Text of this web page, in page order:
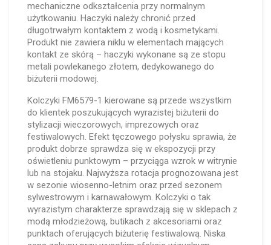
mechaniczne odkształcenia przy normalnym
użytkowaniu. Haczyki należy chronić przed
długotrwałym kontaktem z wodą i kosmetykami.
Produkt nie zawiera niklu w elementach mających
kontakt ze skórą – haczyki wykonane są ze stopu
metali powlekanego złotem, dedykowanego do
biżuterii modowej.
Kolczyki FM6579-1 kierowane są przede wszystkim
do klientek poszukujących wyrazistej biżuterii do
stylizacji wieczorowych, imprezowych oraz
festiwalowych. Efekt tęczowego połysku sprawia, że
produkt dobrze sprawdza się w ekspozycji przy
oświetleniu punktowym – przyciąga wzrok w witrynie
lub na stojaku. Najwyższa rotacja prognozowana jest
w sezonie wiosenno-letnim oraz przed sezonem
sylwestrowym i karnawałowym. Kolczyki o tak
wyrazistym charakterze sprawdzają się w sklepach z
modą młodzieżową, butikach z akcesoriami oraz
punktach oferujących biżuterię festiwalową. Niska